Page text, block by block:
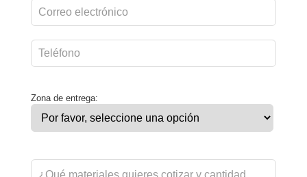
Zona de entrega: